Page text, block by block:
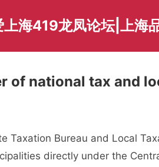
海419龙凤论坛|上海
of national tax and
Bureau and Local
directly under the